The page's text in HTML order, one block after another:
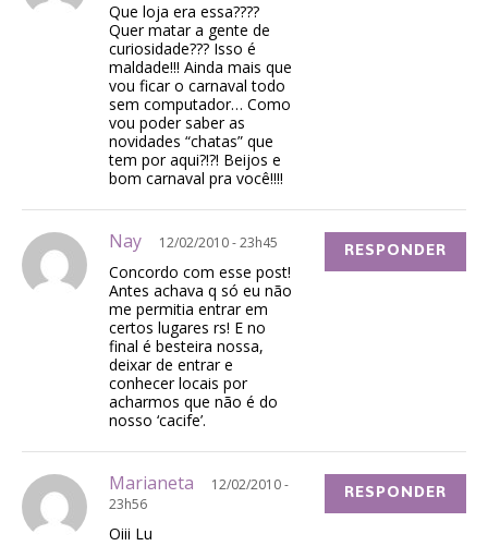
Que loja era essa????
Quer matar a gente de
curiosidade??? Isso é
maldade!!! Ainda mais que
vou ficar o carnaval todo
sem computador… Como
vou poder saber as
novidades “chatas” que
tem por aqui?!?! Beijos e
bom carnaval pra você!!!!
Nay 12/02/2010 - 23h45
Concordo com esse post!
Antes achava q só eu não
me permitia entrar em
certos lugares rs! E no
final é besteira nossa,
deixar de entrar e
conhecer locais por
acharmos que não é do
nosso ‘cacife’.
RESPONDER
Marianeta
12/02/2010 -
23h56
Oiii Lu
RESPONDER